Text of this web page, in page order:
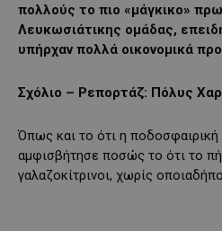
πολλούς το πιο «μάγκικο»
Λευκωσιάτικης ομάδας,
υπήρχαν πολλά οικονομικά
Σχόλιο – Ρεπορτάζ: Πόλυς
Όπως και το ότι η ποδοσφαιρική
αμφισβήτησε ποσώς το ότι το
γαλαζοκίτρινοι, χωρίς